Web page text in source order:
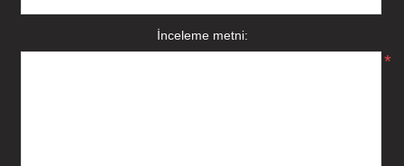
İnceleme metni:
*